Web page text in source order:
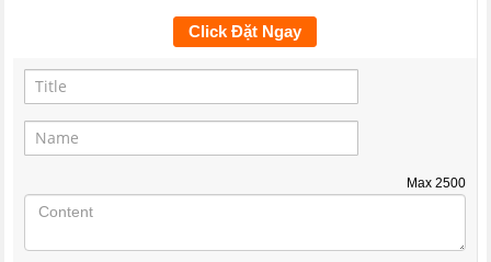
Click Đặt Ngay
Max 2500